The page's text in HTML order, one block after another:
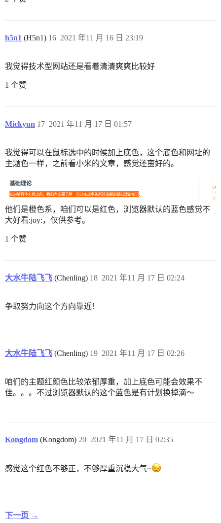
h5n1 (H5n1) 2021 年11 月 16 日 23:19
16
我觉得技术型网站还是看着清清爽爽比较好
1 个赞
Mickyun 2021 年11 月 17 日 01:57
17
我觉得可以在鼠标选中的时候加上底色，这个底色和网址的
主题色一样，之前看小米的文章，感觉还蛮好的。
他们是橙色系，咱们可以是红色，浏览器默认的蓝色感觉不
大好看:joy:，仅供参考。
1 个赞
大水牛陆飞飞 (Chenling) 2021 年11 月 17 日 02:24
18
争取努力向这个方向靠近！
大水牛陆飞飞 (Chenling) 2021 年11 月 17 日 02:26
19
咱们的主题红颜色比较浓郁厚重，加上底色可能会效果不
佳。。。不过浏览器默认的这个蓝色是有计划换掉滴～
Kongdom (Kongdom) 2021 年11 月 17 日 02:35
20
感觉这个红色不够正，不够厚重沉稳大气~
下一页 →